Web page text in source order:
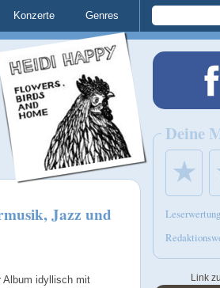
Konzerte Genres
Jazz und
Album idyllisch mit
Deine
★
Link